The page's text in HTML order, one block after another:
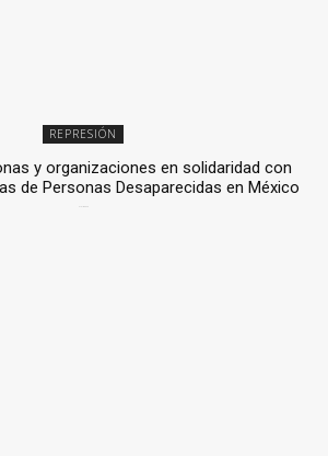
REPRESIÓN
y organizaciones en solidaridad con
de Personas Desaparecidas en México